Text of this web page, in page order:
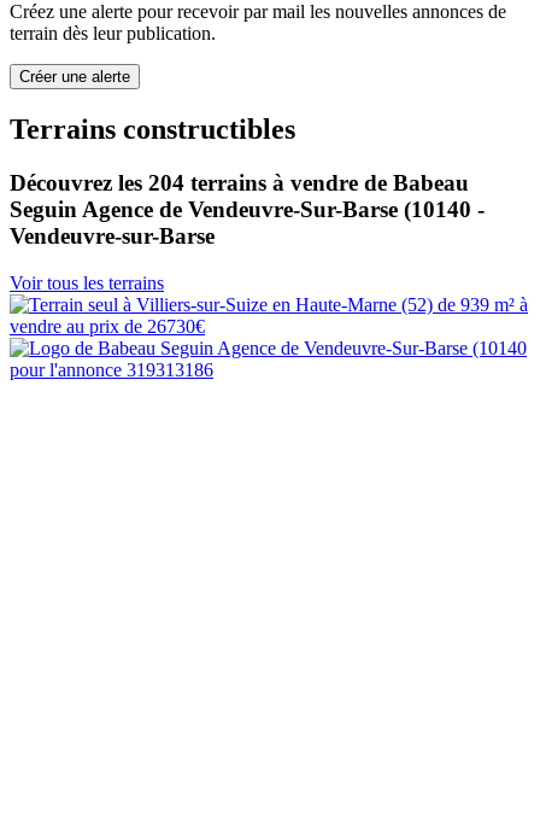
Créez une alerte pour recevoir par mail les nouvelles annonces de
terrain dès leur publication.
Créer une alerte
Terrains constructibles
Découvrez les 204 terrains à vendre de Babeau
Seguin Agence de Vendeuvre-Sur-Barse (10140 -
Vendeuvre-sur-Barse
Voir tous les terrains